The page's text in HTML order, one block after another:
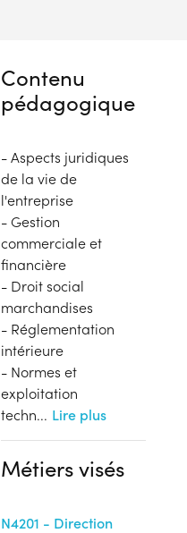
Contenu
pédagogique
- Aspects juridiques
de la vie de
l'entreprise
- Gestion
commerciale et
financière
- Droit social
marchandises
- Réglementation
intérieure
- Normes et
exploitation
techn... Lire plus
Métiers visés
N4201 - Direction